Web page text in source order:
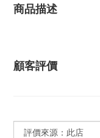
商品描述
顧客評價